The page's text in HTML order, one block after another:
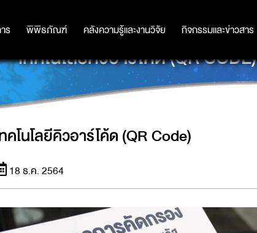
ร พิพิธภัณฑ์ คลังความรู้และงานวิจัย กิจกรรมและข่าวสาร
ร พิพิธภัณฑ์ คลังความรู้และงานวิจัย กิจกรรมและข่าวสาร
เทคโนโลยีคิวอาร์โค้ด (QR CODE)
คโนโลยีคิวอาร์โค้ด (QR Code)
18 ธ.ค. 2564